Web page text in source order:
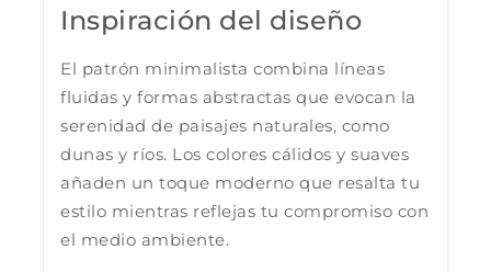
Inspiración del diseño
El patrón minimalista combina líneas
fluidas y formas abstractas que evocan la
serenidad de paisajes naturales, como
dunas y ríos. Los colores cálidos y suaves
añaden un toque moderno que resalta tu
estilo mientras reflejas tu compromiso con
el medio ambiente.